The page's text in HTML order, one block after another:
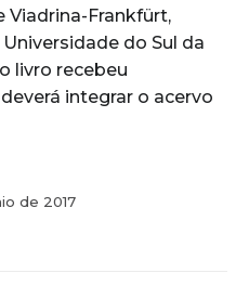
Viadrina-Frankfürt,
do Sul da
livro recebeu
integrar o acervo
de 2017